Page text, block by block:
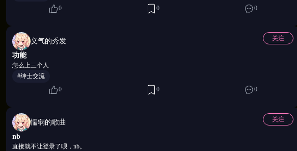
【爽感，是这个末日世界唯一诚实的东西】
孢子潮从四面八方漫来，密密麻麻几乎遮住视野——蓄力，释放，大招横
扫，成片清屏。每一次击退的反馈，比任何药物都来得直接。副官在耳边
低声汇报战况，声音里带着某种难以形容的贴近感。打击音效精准地踩在
神经上，那种快感，从指尖一路传到脊背。
全程单手操作，零门槛上手——解放另一只手，做你想做的任何事。
0
0 0
义气的秀发 关注
功能
怎么上三个人
#绅士交流
0
0 0
懦弱的歌曲 关注
nb
直接就不让登录了呗，nb。